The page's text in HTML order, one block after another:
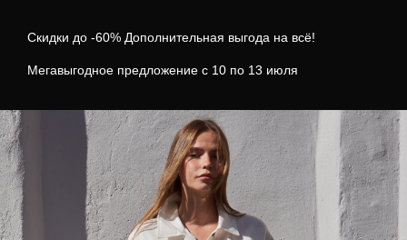
Скидки до -60% Дополнительная выгода на всё!
Мегавыгодное предложение с 10 по 13 июля